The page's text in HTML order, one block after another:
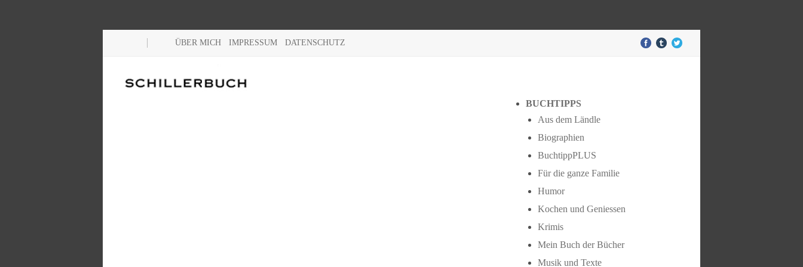
ÜBER MICH IMPRESSUM DATENSCHUTZ
BUCHTIPPS
Aus dem Ländle
Biographien
BuchtippPLUS
Für die ganze Familie
Humor
Kochen und Geniessen
Krimis
Mein Buch der Bücher
Musik und Texte